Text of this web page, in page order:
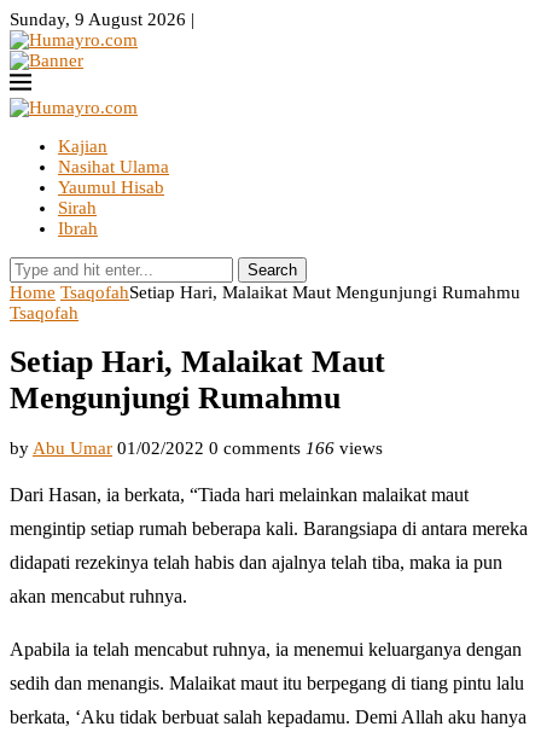
Sunday, 9 August 2026 |
Kajian
Nasihat Ulama
Yaumul Hisab
Sirah
Ibrah
Search
Home TsaqofahSetiap Hari, Malaikat Maut Mengunjungi Rumahmu
Tsaqofah
Setiap Hari, Malaikat Maut
Mengunjungi Rumahmu
by Abu Umar 01/02/2022 0 comments 166 views
Dari Hasan, ia berkata, “Tiada hari melainkan malaikat maut
mengintip setiap rumah beberapa kali. Barangsiapa di antara mereka
didapati rezekinya telah habis dan ajalnya telah tiba, maka ia pun
akan mencabut ruhnya.
Apabila ia telah mencabut ruhnya, ia menemui keluarganya dengan
sedih dan menangis. Malaikat maut itu berpegang di tiang pintu lalu
berkata, ‘Aku tidak berbuat salah kepadamu. Demi Allah aku hanya